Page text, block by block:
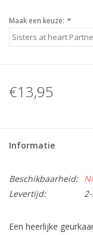
Maak een keuze: *
€13,95
Informatie
Beschikbaarheid:
Levertijd:
Een heerlijke